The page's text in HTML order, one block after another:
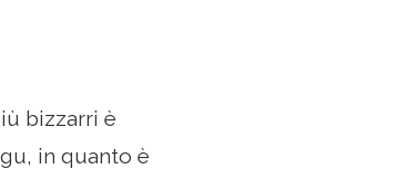
bizzarri è
in quanto è